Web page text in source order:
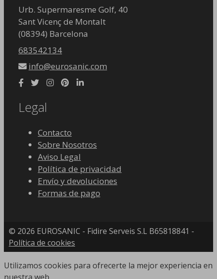
Urb. Supermaresme Golf, 40
Sant Vicenç de Montalt
(08394) Barcelona
683542134
info@eurosanic.com
Legal
Contacto
Sobre Nosotros
Aviso Legal
Política de privacidad
Envío y devoluciones
Formas de pago
© 2026 EUROSANIC - Fidire Serveis S.L B65818841 -
Política de cookies
Utilizamos cookies para ofrecerte la mejor experiencia en